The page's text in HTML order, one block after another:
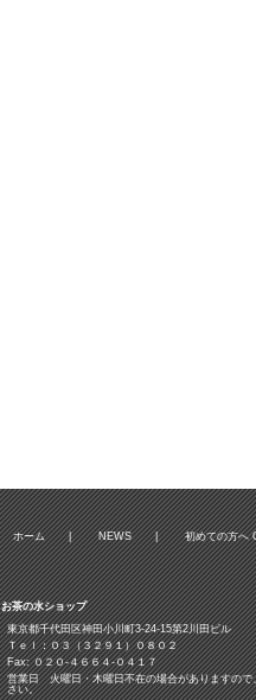
ホーム | NEWS | 初めての方へ
お茶の水ショップ
東京都千代田区神田小川町3‐24‐15第2川田ビル
Ｔｅｌ：０３（３２９１）０８０２
Fax: ０２０-４６６４-０４１７
営業日 火曜日・木曜日不在の場合がありますので
さい。